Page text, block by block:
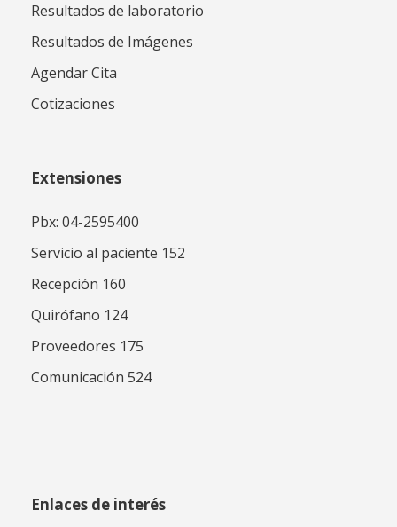
Resultados de laboratorio
Resultados de Imágenes
Agendar Cita
Cotizaciones
Extensiones
Pbx: 04-2595400
Servicio al paciente 152
Recepción 160
Quirófano 124
Proveedores 175
Comunicación 524
Enlaces de interés